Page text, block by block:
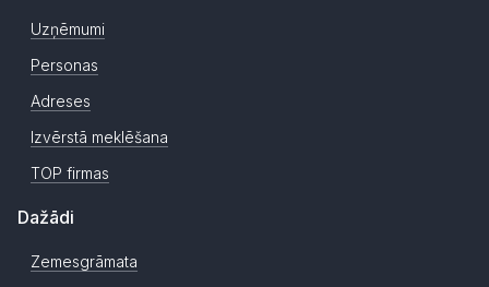
Uzņēmumi
Personas
Adreses
Izvērstā meklēšana
TOP firmas
Dažādi
Zemesgrāmata